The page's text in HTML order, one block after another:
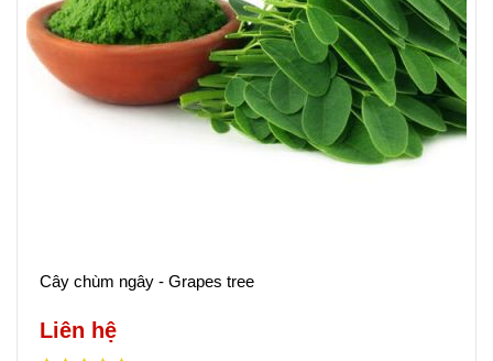
Cây chùm ngây - Grapes tree
Liên hệ